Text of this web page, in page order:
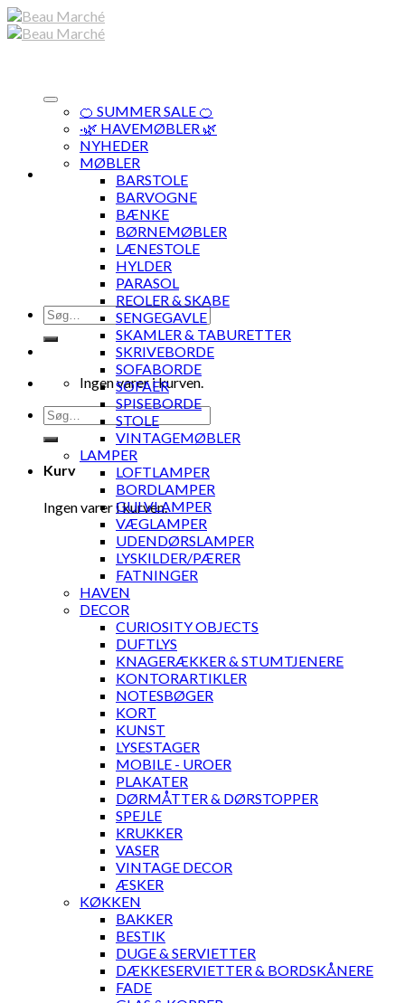
Skip
to
Søg
efter:
Ingen varer i kurven.
Søg
efter:
Kurv
Ingen varer i kurven.
🍊 SUMMER SALE 🍊
·🌿 HAVEMØBLER 🌿
NYHEDER
MØBLER
BARSTOLE
BARVOGNE
BÆNKE
BØRNEMØBLER
LÆNESTOLE
HYLDER
PARASOL
REOLER & SKABE
SENGEGAVLE
SKAMLER & TABURETTER
SKRIVEBORDE
SOFABORDE
SOFAER
SPISEBORDE
STOLE
VINTAGEMØBLER
LAMPER
LOFTLAMPER
BORDLAMPER
GULVLAMPER
VÆGLAMPER
UDENDØRSLAMPER
LYSKILDER/PÆRER
FATNINGER
HAVEN
DECOR
CURIOSITY OBJECTS
DUFTLYS
KNAGERÆKKER & STUMTJENERE
KONTORARTIKLER
NOTESBØGER
KORT
KUNST
LYSESTAGER
MOBILE - UROER
PLAKATER
DØRMÅTTER & DØRSTOPPER
SPEJLE
KRUKKER
VASER
VINTAGE DECOR
ÆSKER
KØKKEN
BAKKER
BESTIK
DUGE & SERVIETTER
DÆKKESERVIETTER & BORDSKÅNERE
FADE